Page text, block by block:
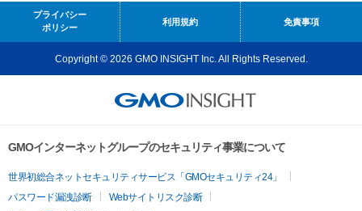
プライバシー
ポリシー
利用規約 免責事項
Copyright © 2026 GMO INSIGHT Inc. All Rights Reserved.
GMOインターネットグループのセキュリティ事業について
世界初総合ネットセキュリティサービス「GMOセキュリティ24」
パスワード漏洩診断
Webサイトリスク診断